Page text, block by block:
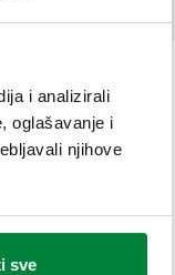
i analizirali
oglašavanje i
njihove
sve